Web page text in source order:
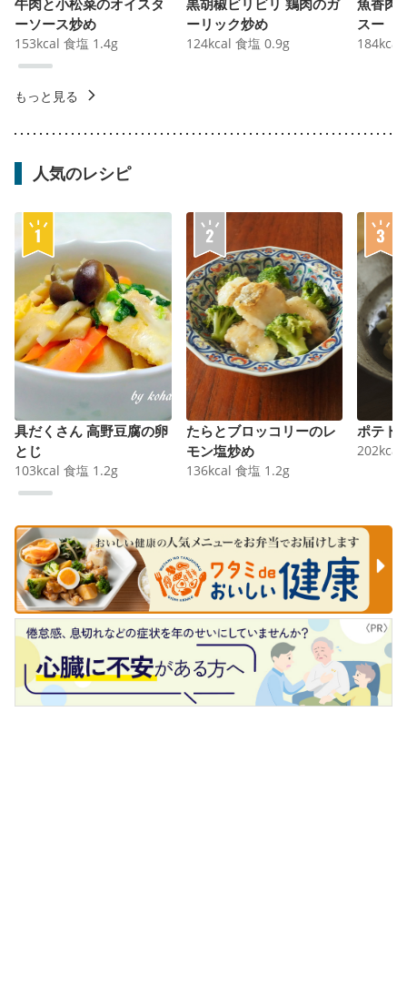
ーソース炒め
153kcal 食塩 1.4g
ーリック炒め
124kcal 食塩 0.9g
スー
184kcal
もっと見る
人気のレシピ
具だくさん 高野豆腐の卵
とじ
103kcal 食塩 1.2g
たらとブロッコリーのレ
モン塩炒め
136kcal 食塩 1.2g
ポテト
202kcal